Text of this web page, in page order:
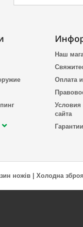
Наш
Оплата
Условия
сайта
ножів | Холодна